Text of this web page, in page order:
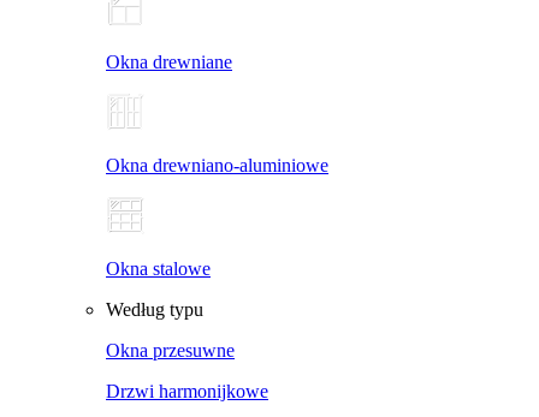
Okna drewniane
Okna drewniano-aluminiowe
Okna stalowe
Według typu
Okna przesuwne
Drzwi harmonijkowe